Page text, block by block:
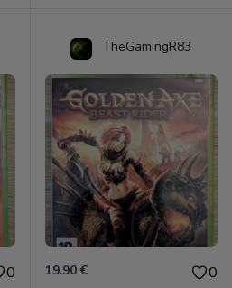
0
TheGamingR83
19.90 € 0